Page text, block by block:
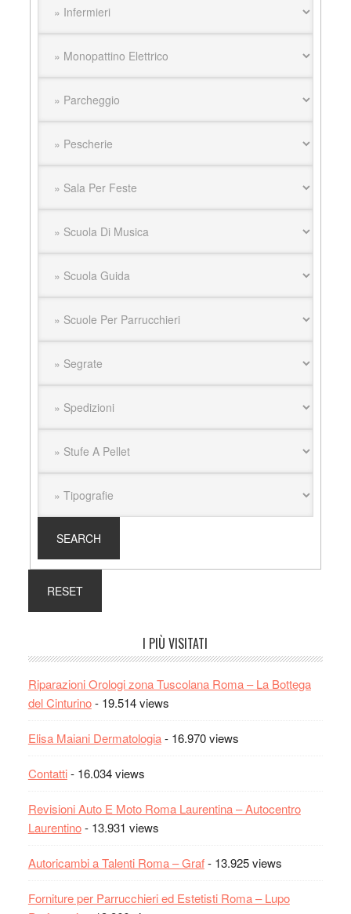
I PIÙ VISITATI
Riparazioni Orologi zona Tuscolana Roma – La Bottega
del Cinturino- 19.514 views
Elisa Maiani Dermatologia- 16.970 views
Contatti- 16.034 views
Revisioni Auto E Moto Roma Laurentina – Autocentro
Laurentino- 13.931 views
Autoricambi a Talenti Roma – Graf- 13.925 views
Forniture per Parrucchieri ed Estetisti Roma – Lupo